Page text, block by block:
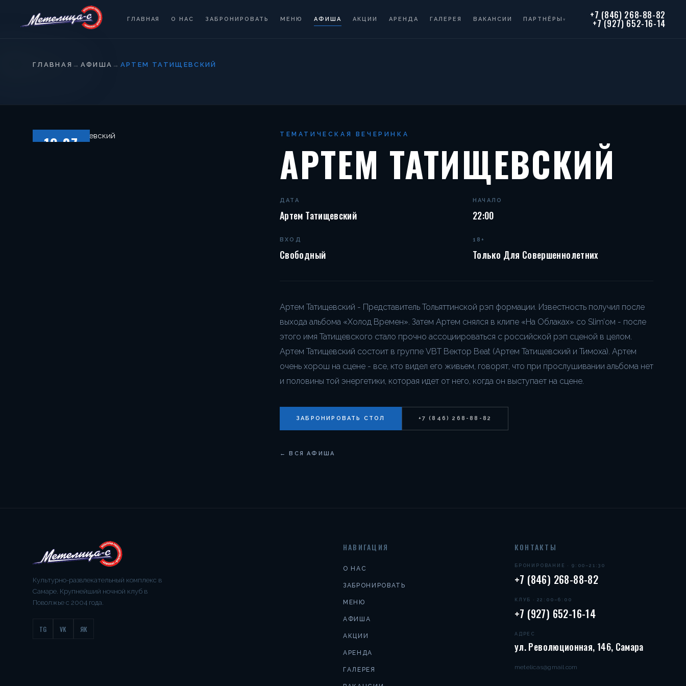
ГЛАВНАЯ О НАС ЗАБРОНИРОВАТЬ МЕНЮ АФИША АКЦИИ АРЕНДА ГАЛЕРЕЯ ВАКАНСИИ ПАРТНЁРЫ▾ +7 (846) 268-88-82
+7 (927) 652-16-14
ГЛАВНАЯ → АФИША → АРТЕМ ТАТИЩЕВСКИЙ
19.07 ТЕМАТИЧЕСКАЯ ВЕЧЕРИНКА
АРТЕМ ТАТИЩЕВСКИЙ
ДАТА
Артем Татищевский
НАЧАЛО
22:00
ВХОД
Свободный
18+
Только Для Совершеннолетних
Артем Татищевский - Представитель Тольяттинской рэп формации. Известность получил после
выхода альбома «Холод Времен». Затем Артем снялся в клипе «На Облаках» со Slim’ом - после
этого имя Татищевского стало прочно ассоциироваться с российской рэп сценой в целом.
Артем Татищевский состоит в группе VBT Вектор Beat (Артем Татищевский и Тимоха). Артем
очень хорош на сцене - все, кто видел его живьем, говорят, что при прослушивании альбома нет
и половины той энергетики, которая идет от него, когда он выступает на сцене.
ЗАБРОНИРОВАТЬ СТОЛ +7 (846) 268-88-82
← ВСЯ АФИША
Культурно-развлекательный комплекс в
Самаре. Крупнейший ночной клуб в
Поволжье с 2004 года.
TG VK ЯК
НАВИГАЦИЯ
О НАС
ЗАБРОНИРОВАТЬ
МЕНЮ
АФИША
АКЦИИ
АРЕНДА
ГАЛЕРЕЯ
КОНТАКТЫ
БРОНИРОВАНИЕ · 9:00–21:30
+7 (846) 268-88-82
КЛУБ · 22:00–6:00
+7 (927) 652-16-14
АДРЕС
ул. Революционная, 146, Самара
metelicas@gmail.com